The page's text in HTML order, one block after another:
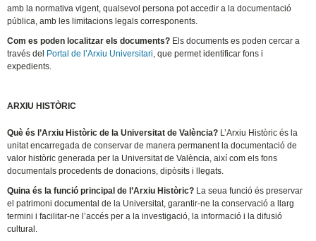
amb la normativa vigent, qualsevol persona pot accedir a la documentació
pública, amb les limitacions legals corresponents.
Com es poden localitzar els documents? Els documents es poden cercar a
través del
Portal de l’Arxiu Universitari, que permet identificar fons i
expedients.
ARXIU HISTÒRIC
Què és l’Arxiu Històric de la Universitat de València? L’Arxiu Històric és la
unitat encarregada de conservar de manera permanent la documentació de
valor històric generada per la Universitat de València, així com els fons
documentals procedents de donacions, dipòsits i llegats.
Quina és la funció principal de l’Arxiu Històric? La seua funció és preservar
el patrimoni documental de la Universitat, garantir-ne la conservació a llarg
termini i facilitar-ne l’accés per a la investigació, la informació i la difusió
cultural.